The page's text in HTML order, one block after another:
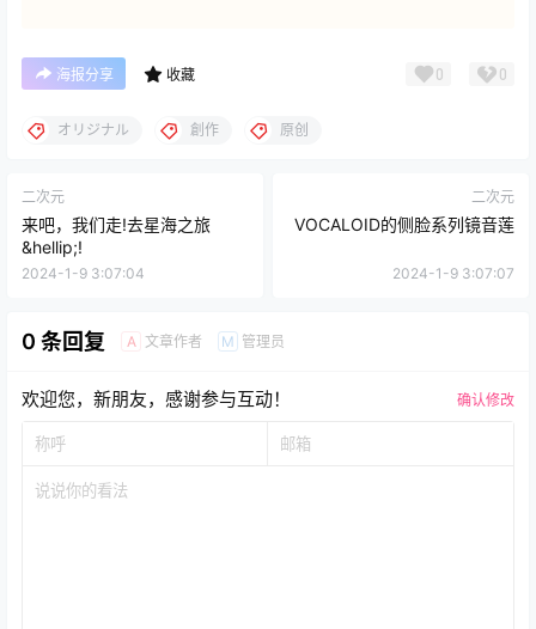
海报分享 收藏 0 0
オリジナル 創作 原创
二次元
来吧，我们走!去星海之旅
&hellip;!
2024-1-9 3:07:04
二次元
VOCALOID的侧脸系列镜音莲
2024-1-9 3:07:07
0 条回复 A 文章作者 M 管理员
欢迎您，新朋友，感谢参与互动！ 确认修改